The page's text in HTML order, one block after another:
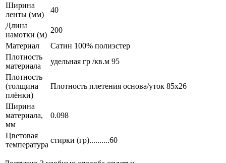
Ширина
ленты (мм)
40
Длина
намотки (м)
200
Материал
Сатин 100% полиэстер
Плотность
материала
удельная гр /кв.м 95
Плотность
(толщина
плёнки)
Плотность плетения основа/уток 85х26
Ширина
материала,
мм
0.098
Цветовая
температура
стирки (гр)..........60